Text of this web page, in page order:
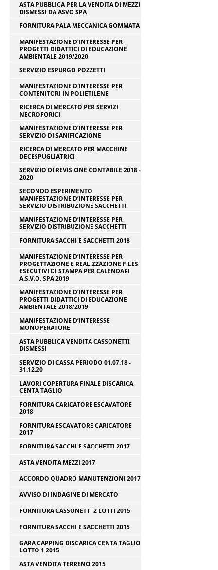
ASTA PUBBLICA PER LA VENDITA DI MEZZI
DISMESSI DA ASVO SPA
FORNITURA PALA MECCANICA GOMMATA
MANIFESTAZIONE D’INTERESSE PER
PROGETTI DIDATTICI DI EDUCAZIONE
AMBIENTALE 2019/2020
SERVIZIO ESPURGO POZZETTI
MANIFESTAZIONE D'INTERESSE PER
CONTENITORI IN POLIETILENE
RICERCA DI MERCATO PER SERVIZI
NECROFORICI
MANIFESTAZIONE D’INTERESSE PER
SERVIZIO DI SANIFICAZIONE
RICERCA DI MERCATO PER MACCHINE
DECESPUGLIATRICI
SERVIZIO DI REVISIONE CONTABILE 2018 -
2020
SECONDO ESPERIMENTO
MANIFESTAZIONE D’INTERESSE PER
SERVIZIO DISTRIBUZIONE SACCHETTI
MANIFESTAZIONE D’INTERESSE PER
SERVIZIO DISTRIBUZIONE SACCHETTI
FORNITURA SACCHI E SACCHETTI 2018
MANIFESTAZIONE D’INTERESSE PER
PROGETTAZIONE E REALIZZAZIONE FILES
ESECUTIVI DI STAMPA PER CALENDARI
A.S.V.O. SPA 2019
MANIFESTAZIONE D’INTERESSE PER
PROGETTI DIDATTICI DI EDUCAZIONE
AMBIENTALE 2018/2019
MANIFESTAZIONE D’INTERESSE
MONOPERATORE
ASTA PUBBLICA VENDITA CASSONETTI
DISMESSI
SERVIZIO DI CASSA PERIODO 01.07.18 -
31.12.20
LAVORI COPERTURA FINALE DISCARICA
CENTA TAGLIO
FORNITURA CARICATORE ESCAVATORE
2018
FORNITURA ESCAVATORE CARICATORE
2017
FORNITURA SACCHI E SACCHETTI 2017
ASTA VENDITA MEZZI 2017
ACCORDO QUADRO MANUTENZIONI 2017
AVVISO DI INDAGINE DI MERCATO
FORNITURA CASSONETTI 2 LOTTI 2015
FORNITURA SACCHI E SACCHETTI 2015
GARA CAPPING DISCARICA CENTA TAGLIO
LOTTO 1 2015
ASTA VENDITA TERRENO 2015